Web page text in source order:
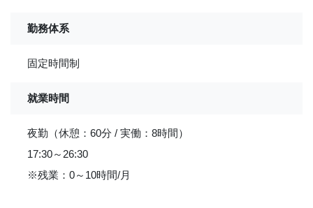
勤務体系
固定時間制
就業時間
夜勤（休憩：60分 / 実働：8時間）
17:30～26:30
※残業：0～10時間/月